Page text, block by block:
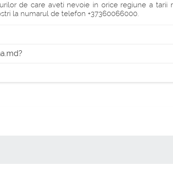
de care aveti nevoie in orice regiune a
la numarul de telefon +37360066000.